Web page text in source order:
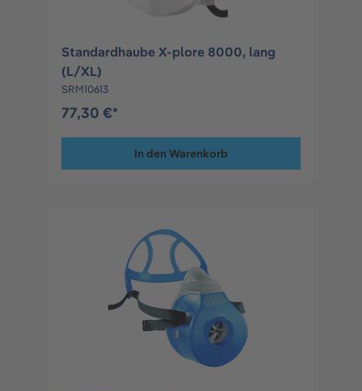
Standardhaube X-plore 8000, lang
(L/XL)
SRM10613
77,30 €*
In den Warenkorb